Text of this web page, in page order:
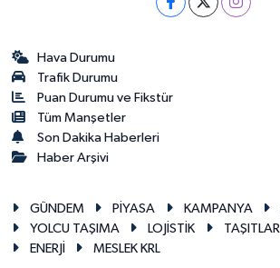
Hava Durumu
Trafik Durumu
Puan Durumu ve Fikstür
Tüm Manşetler
Son Dakika Haberleri
Haber Arşivi
GÜNDEM PİYASA KAMPANYA
YOLCU TAŞIMA
LOJİSTİK TAŞITLAR
ENERJİ
MESLEK KRL